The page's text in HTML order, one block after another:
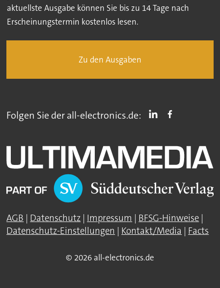
aktuellste Ausgabe können Sie bis zu 14 Tage nach
Erscheinungstermin kostenlos lesen.
Zu den Ausgaben
Folgen Sie der all-electronics.de:
AGB | Datenschutz | Impressum | BFSG-Hinweise |
Datenschutz-Einstellungen | Kontakt/Media | Facts
© 2026 all-electronics.de